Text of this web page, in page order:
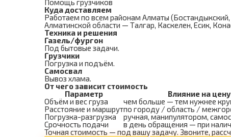
Помощь грузчиков
Куда доставляем
Работаем по всем районам Алматы
Алматинской области — Талгар, Каскелен, Есик,
Техника и решения
Газель/фургон
Под бытовые задачи.
Грузчики
Погрузка и подъём.
Самосвал
Вывоз хлама.
От чего зависит стоимость
Параметр
Влияние на цену
Объём и вес груза
чем больше — тем нужнее
Расстояние и маршрутпо городу / область /
Погрузка-разгрузка
ручная, манипулятором,
Срочность подачи
в день обращения — при
Точная стоимость — под вашу задачу. Звоните,